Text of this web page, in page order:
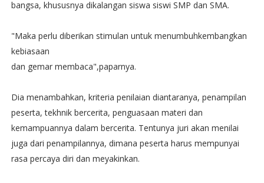
bangsa, khususnya dikalangan siswa siswi SMP dan SMA.‬
"Maka perlu diberikan stimulan untuk menumbuhkembangkan
kebiasaan
dan gemar membaca",paparnya.‬
Dia menambahkan, kriteria penilaian diantaranya, penampilan
peserta, tekhnik bercerita, penguasaan materi dan
kemampuannya dalam bercerita. Tentunya juri akan menilai
juga dari penampilannya, dimana peserta harus mempunyai
rasa percaya diri dan meyakinkan.‬